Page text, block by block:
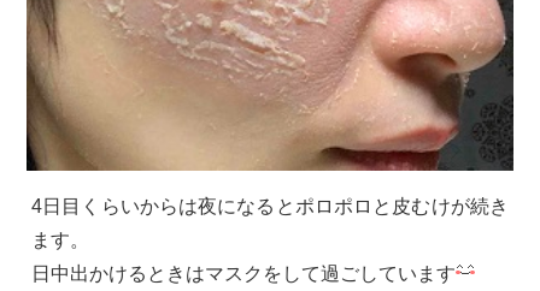
4日目くらいからは夜になるとポロポロと皮むけが続き
ます。
日中出かけるときはマスクをして過ごしています